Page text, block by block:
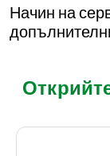
Начин на